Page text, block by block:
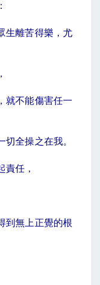
離苦得樂，尤
不能傷害任一
全操之在我。
任，
無上正覺的根